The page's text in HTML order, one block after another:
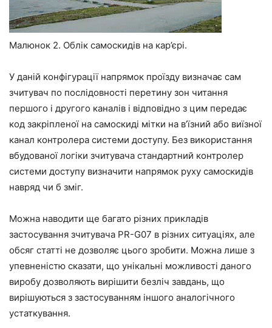
Малюнок 2. Облік самоскидів на кар’єрі.
У даній конфігурації напрямок проїзду визначає сам
зчитувач по послідовності перетину зон читання
першого і другого каналів і відповідно з цим передає
код закріпленої на самоскиді мітки на в’їзний або виїзної
канал контролера системи доступу. Без використання
вбудованої логіки зчитувача стандартний контролер
системи доступу визначити напрямок руху самоскидів
навряд чи б зміг.
Можна наводити ще багато різних прикладів
застосування зчитувача PR-G07 в різних ситуаціях, але
обсяг статті не дозволяє цього зробити. Можна лише з
упевненістю сказати, що унікальні можливості даного
виробу дозволяють вирішити безліч завдань, що
вирішуються з застосуванням іншого аналогічного
устаткування.